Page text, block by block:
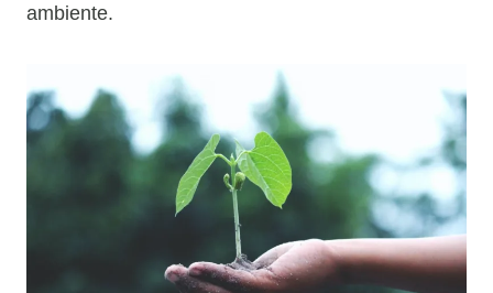
ambiente.